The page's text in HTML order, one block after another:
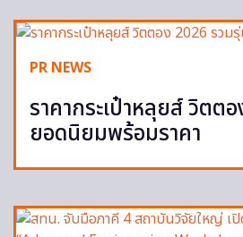
PR NEWS
ราคากระเป๋าหลุยส์ วิตต
ยอดนิยมพร้อมราคา